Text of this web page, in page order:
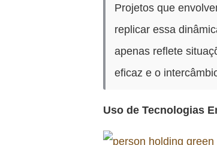
Projetos que
replicar essa
apenas reflete
eficaz e o
Uso de Tecnologias